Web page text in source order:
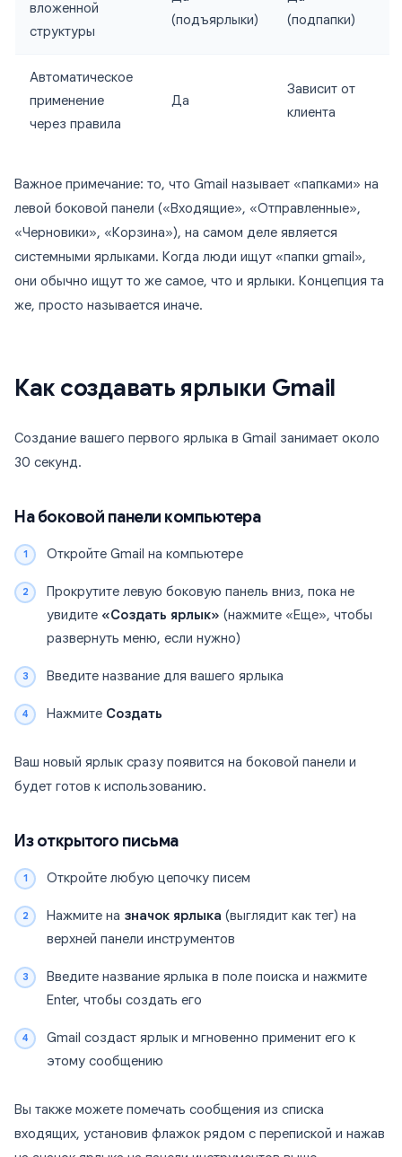
вложенной
структуры
(подъярлыки)
(подпапки)
Автоматическое
применение
через правила
Да
Зависит от
клиента
Важное примечание: то, что Gmail называет «папками» на
левой боковой панели («Входящие», «Отправленные»,
«Черновики», «Корзина»), на самом деле является
системными ярлыками. Когда люди ищут «папки gmail»,
они обычно ищут то же самое, что и ярлыки. Концепция та
же, просто называется иначе.
Как создавать ярлыки Gmail
Создание вашего первого ярлыка в Gmail занимает около
30 секунд.
На боковой панели компьютера
Откройте Gmail на компьютере
Прокрутите левую боковую панель вниз, пока не
увидите «Создать ярлык» (нажмите «Еще», чтобы
развернуть меню, если нужно)
Введите название для вашего ярлыка
Нажмите Создать
Ваш новый ярлык сразу появится на боковой панели и
будет готов к использованию.
Из открытого письма
Откройте любую цепочку писем
Нажмите на значок ярлыка (выглядит как тег) на
верхней панели инструментов
Введите название ярлыка в поле поиска и нажмите
Enter, чтобы создать его
Gmail создаст ярлык и мгновенно применит его к
этому сообщению
Вы также можете помечать сообщения из списка
входящих, установив флажок рядом с перепиской и нажав